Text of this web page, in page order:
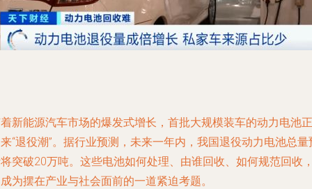
新能源汽车市场的爆发式增长，首批大规模装车的动力电池正
“退役潮”。据行业预测，未来一年内，我国退役动力电池总量
突破20万吨。这些电池如何处理、由谁回收、如何规范回收
为摆在产业与社会面前的一道紧迫考题。